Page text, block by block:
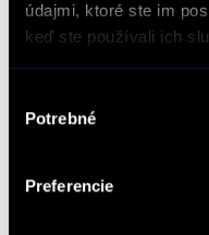
údajmi, ktoré ste im
keď ste používali ich
súhlasu
Potrebné
Preferencie